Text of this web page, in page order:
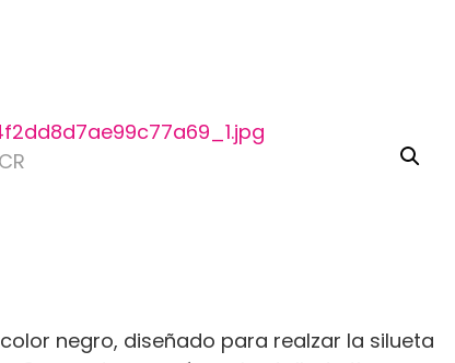
negro, diseñado para realzar la silueta